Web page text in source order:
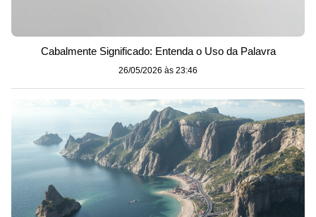
Cabalmente Significado: Entenda o Uso da Palavra
26/05/2026 às 23:46